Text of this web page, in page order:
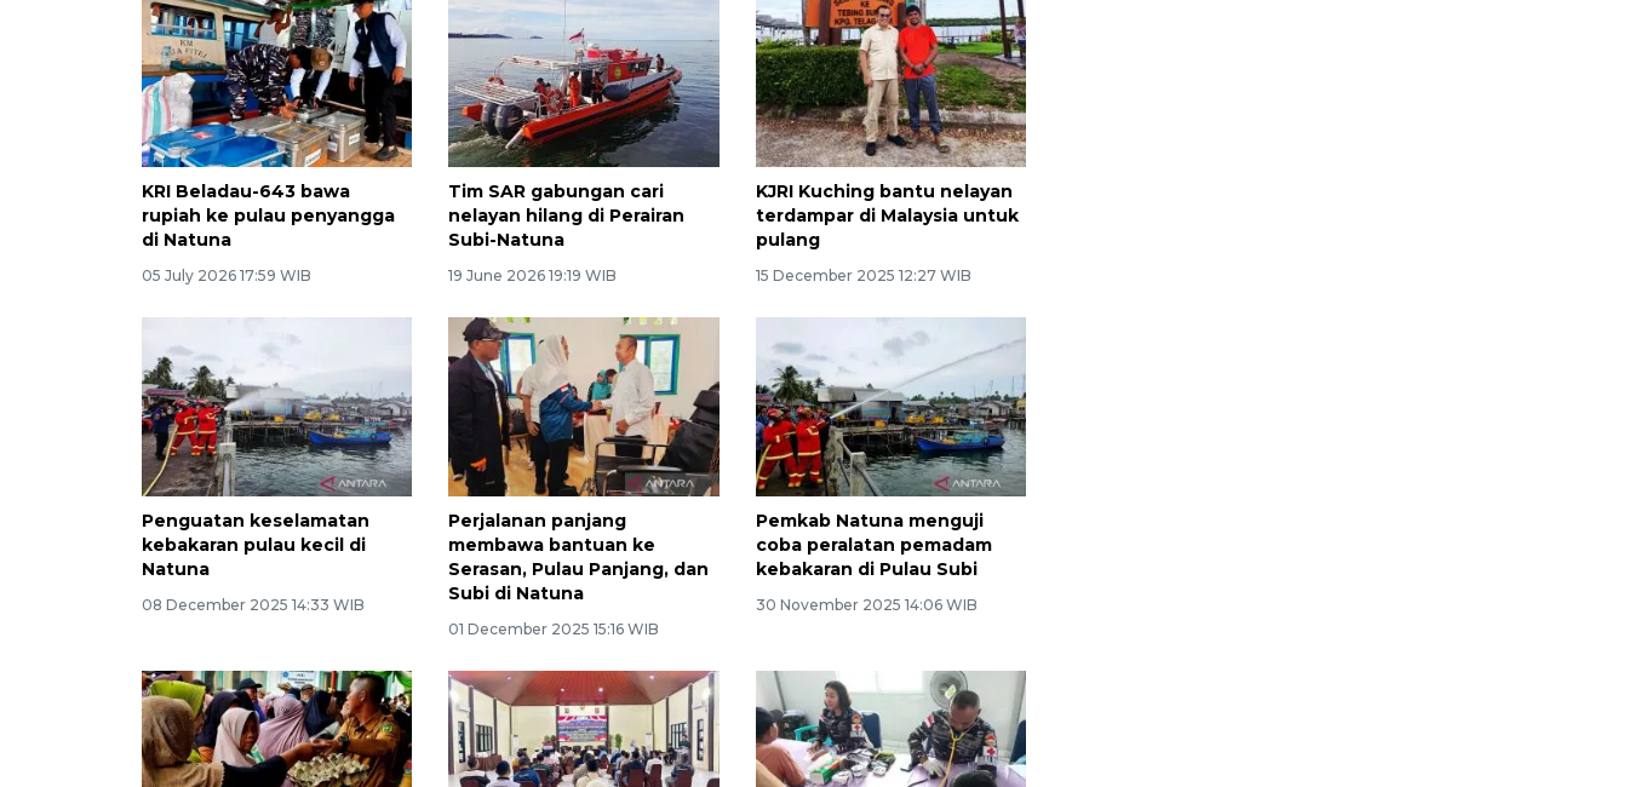
KRI Beladau-643 bawa
rupiah ke pulau penyangga
di Natuna
05 July 2026 17:59 WIB
Tim SAR gabungan cari
nelayan hilang di Perairan
Subi-Natuna
19 June 2026 19:19 WIB
KJRI Kuching bantu nelayan
terdampar di Malaysia untuk
pulang
15 December 2025 12:27 WIB
Penguatan keselamatan
kebakaran pulau kecil di
Natuna
08 December 2025 14:33 WIB
Perjalanan panjang
membawa bantuan ke
Serasan, Pulau Panjang, dan
Subi di Natuna
01 December 2025 15:16 WIB
Pemkab Natuna menguji
coba peralatan pemadam
kebakaran di Pulau Subi
30 November 2025 14:06 WIB